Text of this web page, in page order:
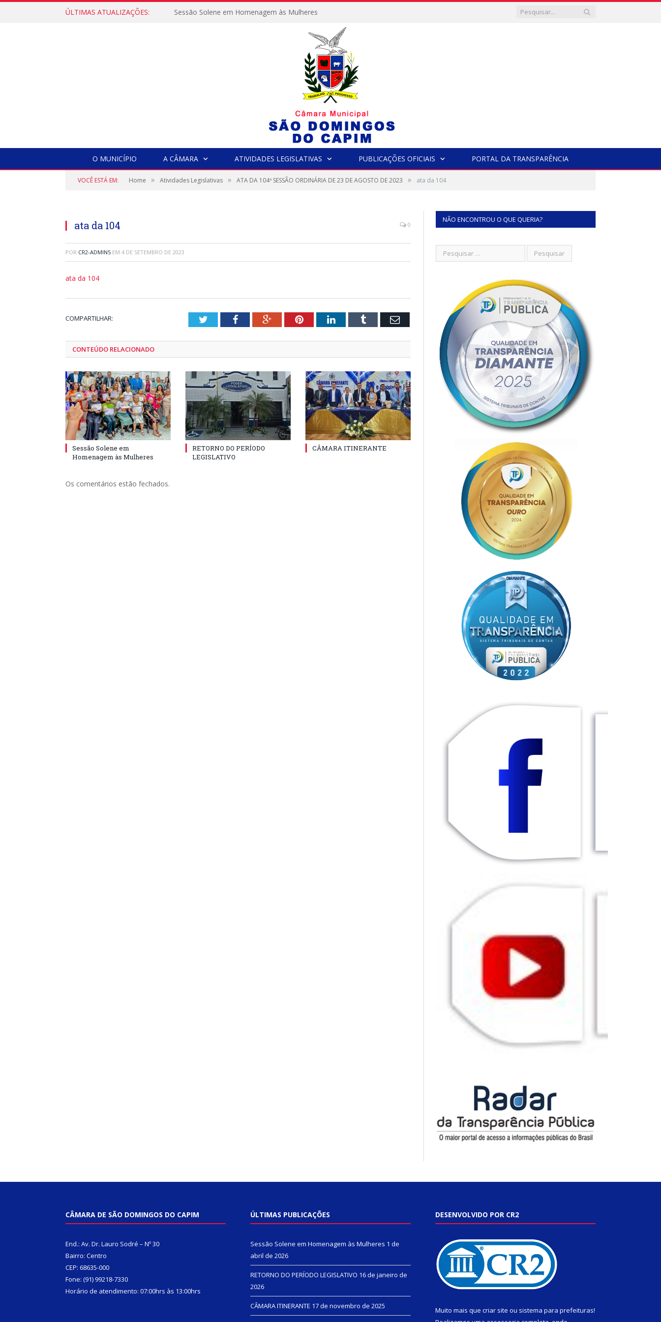
ÚLTIMAS ATUALIZAÇÕES: Sessão Solene em Homenagem às Mulheres
O MUNICÍPIO A CÂMARA ATIVIDADES LEGISLATIVAS PUBLICAÇÕES OFICIAIS PORTAL DA TRANSPARÊNCIA
VOCÊ ESTÁ EM: Home » Atividades Legislativas » ATA DA 104ª SESSÃO ORDINÁRIA DE 23 DE AGOSTO DE 2023 » ata da 104
ata da 104 0
POR CR2-ADMIN5 EM 4 DE SETEMBRO DE 2023
ata da 104
COMPARTILHAR: TwitterFacebookGoogle+PinterestLinkedInTumblr Email
CONTEÚDO RELACIONADO
Sessão Solene em
Homenagem às Mulheres
RETORNO DO PERÍODO
LEGISLATIVO
CÂMARA ITINERANTE
Os comentários estão fechados.
NÃO ENCONTROU O QUE QUERIA?
CÂMARA DE SÃO DOMINGOS DO CAPIM
End.: Av. Dr. Lauro Sodré – Nº 30
Bairro: Centro
CEP: 68635-000
Fone: (91) 99218-7330
Horário de atendimento: 07:00hrs às 13:00hrs
ÚLTIMAS PUBLICAÇÕES
Sessão Solene em Homenagem às Mulheres 1 de
abril de 2026
RETORNO DO PERÍODO LEGISLATIVO 16 de janeiro de
2026
CÂMARA ITINERANTE 17 de novembro de 2025
DESENVOLVIDO POR CR2
Muito mais que criar site ou sistema para prefeituras!